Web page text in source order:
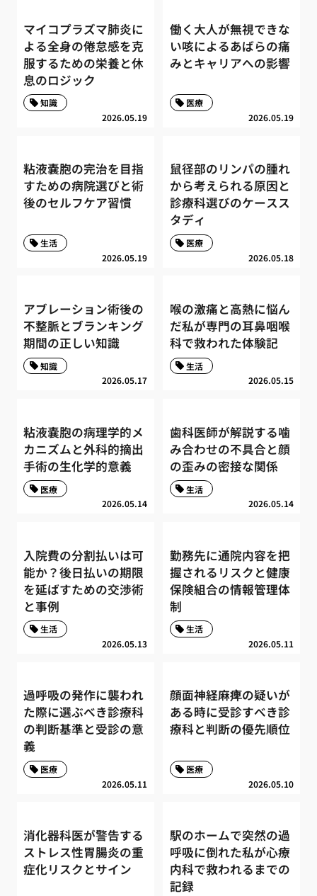
マイコプラズマ肺炎に
よる全身の倦怠感を克
服するための栄養と休
息のロジック
2026.05.19
知識
働く大人が無視できな
い咳によるあばらの痛
みとキャリアへの影響
2026.05.19
医療
粘液嚢胞の完治を目指
すための病院選びと術
後のセルフケア習慣
2026.05.19
生活
鼠径部のリンパの腫れ
から考えられる原因と
診療科選びのケースス
タディ
2026.05.18
医療
アブレーション術後の
不整脈とブランキング
期間の正しい知識
2026.05.17
知識
喉の激痛と高熱に悩ん
だ私が専門の耳鼻咽喉
科で救われた体験記
2026.05.15
生活
粘液嚢胞の病理学的メ
カニズムと外科的摘出
手術の生化学的意義
2026.05.14
医療
歯科医師が解説する噛
み合わせの不具合と顔
の歪みの密接な関係
2026.05.14
生活
入院費の分割払いは可
能か？後日払いの期限
を延ばすための交渉術
と事例
2026.05.13
生活
勤務先に通院内容を把
握されるリスクと健康
保険組合の情報管理体
制
2026.05.11
生活
過呼吸の発作に襲われ
た際に選ぶべき診療科
の判断基準と受診の意
義
2026.05.11
医療
顔面神経麻痺の疑いが
ある時に受診すべき診
療科と判断の優先順位
2026.05.10
医療
消化器科医が警告する
ストレス性胃腸炎の重
症化リスクとサイン
駅のホームで突然の過
呼吸に倒れた私が心療
内科で救われるまでの
記録